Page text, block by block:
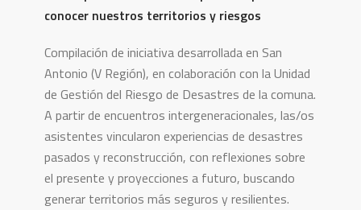
conocer nuestros territorios y riesgos
Compilación de iniciativa desarrollada en San
Antonio (V Región), en colaboración con la Unidad
de Gestión del Riesgo de Desastres de la comuna.
A partir de encuentros intergeneracionales, las/os
asistentes vincularon experiencias de desastres
pasados y reconstrucción, con reflexiones sobre
el presente y proyecciones a futuro, buscando
generar territorios más seguros y resilientes.